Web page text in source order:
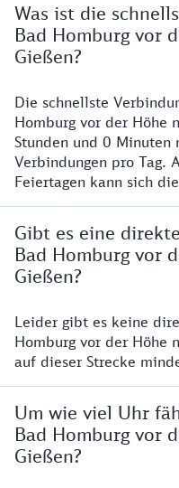
Was ist die
Bad Homburg vor
Gießen?
Die schnellste
Homburg vor der Höhe
Stunden und 0 Minuten
Verbindungen pro Tag.
Feiertagen kann sich
Gibt es eine
Bad Homburg vor
Gießen?
Leider gibt es keine
Homburg vor der Höhe
auf dieser Strecke
Um wie viel Uhr
Bad Homburg vor
Gießen?